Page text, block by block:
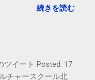
すので、ご予約、
（ショートメッセ
続きを読む
ツイート Posted: 17
チャースクール北